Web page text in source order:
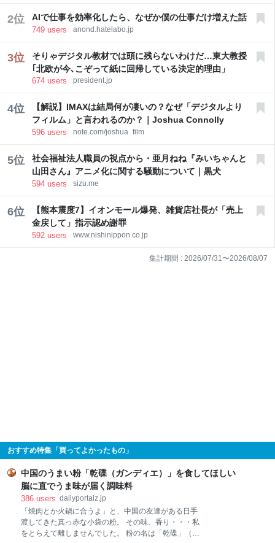
2位 AIで仕事を効率化したら、なぜか僕の仕事だけ増えた話
749 users anond.hatelabo.jp
3位
そりゃデジタル教材では頭に残らないわけだ…東大教授
｢北欧が今､こぞって紙に回帰している決定的理由」
674 users president.jp
4位
【解説】IMAXは結局何が凄いの？なぜ「デジタルより
フィルム」と言われるのか？｜Joshua Connolly
596 users note.com/joshua_film
5位
社会福祉法人職員の視点から・亜月ねね『みいちゃんと
山田さん』アニメ化に関する騒動について｜黒犬
594 users sizu.me
6位
【熊本震度7】イオンモール爆発、雑貨店社長が「売上
金戻して」指示認め謝罪
592 users www.nishinippon.co.jp
集計期間 : 2026/07/31 〜2026/08/07
おすすめ特集「買ってよかったもの」
中国のうまい粉「乾碟（ガンディエ）」を食してほしい
脳に直でうま味が届く調味料
386 users dailyportalz.jp
「焼肉とか火鍋に合うよ」と、中国の友達がある日手
渡してきた真っ赤な小袋の粉。 その味、香り・・・私
をとらえて離しませんでした。 粉の名は「乾碟」（ガ